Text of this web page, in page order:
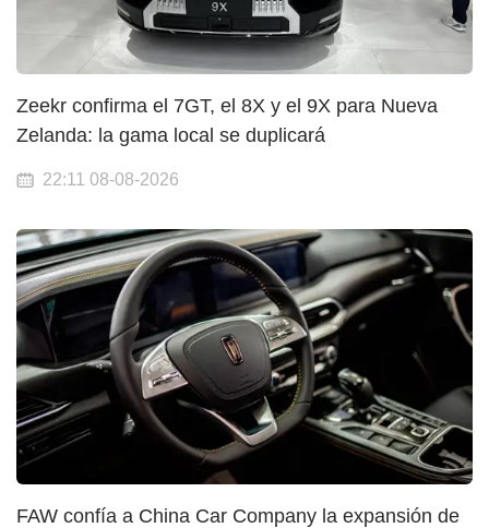
Zeekr confirma el 7GT, el 8X y el 9X para Nueva
Zelanda: la gama local se duplicará
22:11 08-08-2026
FAW confía a China Car Company la expansión de